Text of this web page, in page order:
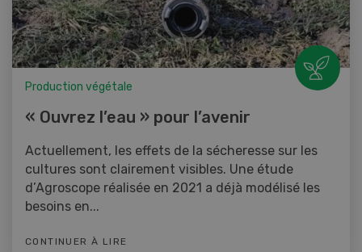
Production végétale
« Ouvrez l’eau » pour l’avenir
Actuellement, les effets de la sécheresse sur les
cultures sont clairement visibles. Une étude
d’Agroscope réalisée en 2021 a déjà modélisé les
besoins en...
CONTINUER À LIRE